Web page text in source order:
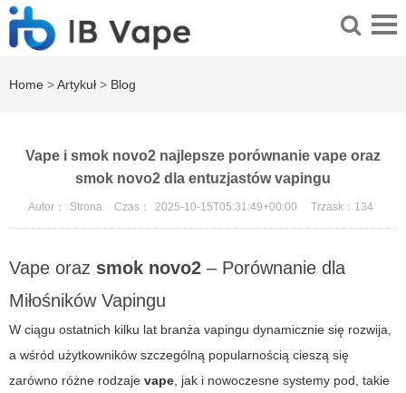
Home >Artykuł > Blog
Vape i smok novo2 najlepsze porównanie vape oraz
smok novo2 dla entuzjastów vapingu
Autor： Strona Czas： 2025-10-15T05:31:49+00:00 Trzask： 134
Vape oraz smok novo2 – Porównanie dla
Miłośników Vapingu
W ciągu ostatnich kilku lat branża vapingu dynamicznie się rozwija,
a wśród użytkowników szczególną popularnością cieszą się
zarówno różne rodzaje vape, jak i nowoczesne systemy pod, takie